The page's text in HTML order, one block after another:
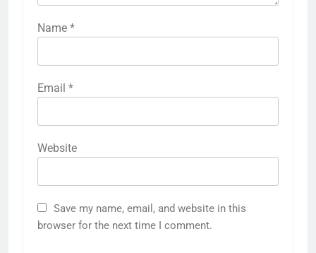
Name *
Email *
Website
Save my name, email, and website in this
browser for the next time I comment.